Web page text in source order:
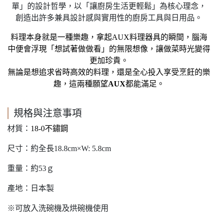
單」的設計哲學，以「讓廚房生活更輕鬆」為核心理念，
創造出許多兼具設計感與實用性的廚房工具與日用品。
料理本身就是一種樂趣，拿起AUX料理器具的瞬間，腦海
中便會浮現「想試著做做看」的無限想像，讓做菜時光變得
更加珍貴。
無論是想追求省時高效的料理，還是全心投入享受烹飪的樂
趣，這兩種願望AUX都能滿足。
規格與注意事項
材質： 18-0不鏽鋼
尺寸：約全長18.8cm×W: 5.8cm
重量：約53ｇ
產地：日本製
※可放入洗碗機及烘碗機使用